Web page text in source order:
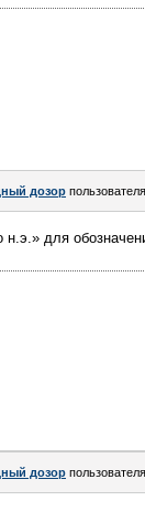
дозор пользователя
для
дозор пользователя